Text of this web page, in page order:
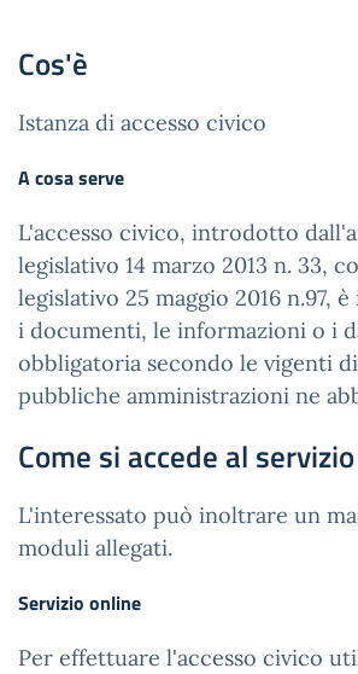
Cos'è
Istanza di accesso civico
A cosa serve
L'accesso civico, introdotto
legislativo 14 marzo 2013 n. 33,
legislativo 25 maggio 2016
i documenti, le informazioni o i
obbligatoria secondo le vigenti
pubbliche amministrazioni ne
Come si accede al servizio
L'interessato può inoltrare un
moduli allegati.
Servizio online
Per effettuare l'accesso civico